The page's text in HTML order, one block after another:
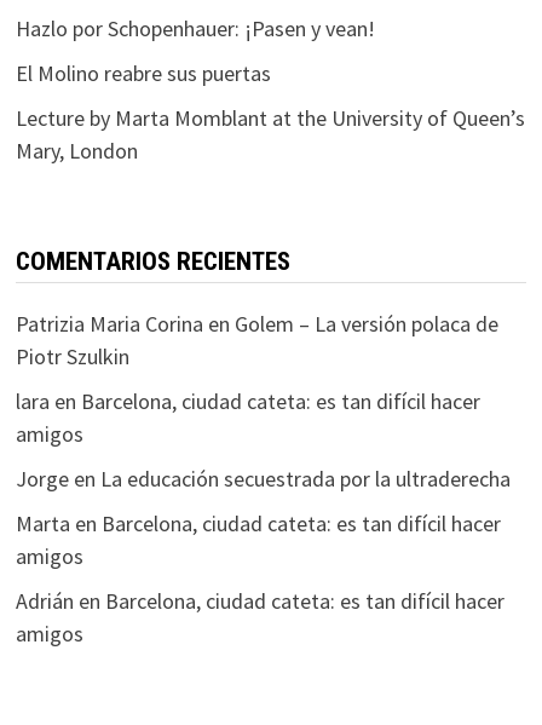
Hazlo por Schopenhauer: ¡Pasen y vean!
El Molino reabre sus puertas
Lecture by Marta Momblant at the University of Queen’s
Mary, London
COMENTARIOS RECIENTES
Patrizia Maria Corina en Golem – La versión polaca de
Piotr Szulkin
lara en Barcelona, ciudad cateta: es tan difícil hacer
amigos
Jorgeen La educación secuestrada por la ultraderecha
Marta en Barcelona, ciudad cateta: es tan difícil hacer
amigos
Adrián en Barcelona, ciudad cateta: es tan difícil hacer
amigos